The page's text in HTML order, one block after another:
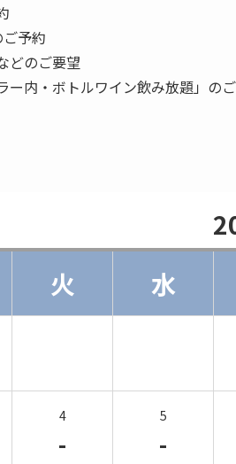
ご予約
どのご要望
ー内・ボトルワイン飲み放題」の
火 水
4
-
5
-